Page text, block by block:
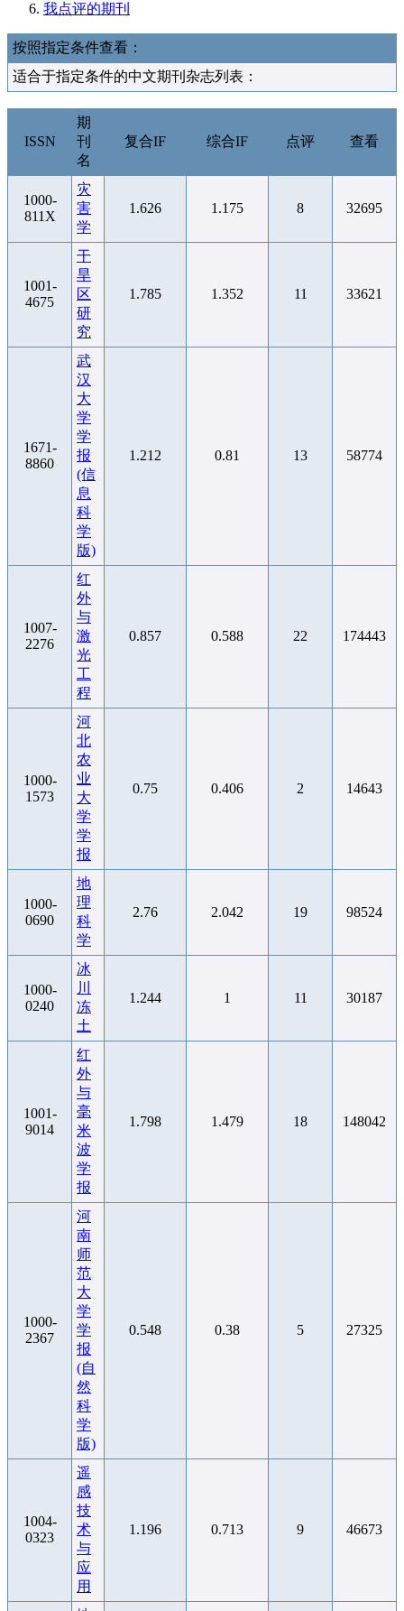
我点评的期刊
按照指定条件查看：
适合于指定条件的中文期刊杂志列表：
ISSN
期
刊
名
复合IF 综合IF 点评 查看
1000-
811X
灾
害
学
1.626 1.175 8 32695
1001-
4675
干
旱
区
研
究
1.785 1.352 11 33621
1671-
8860
武
汉
大
学
学
报
(信
息
科
学
版)
1.212 0.81 13 58774
1007-
2276
红
外
与
激
光
工
程
0.857 0.588 22 174443
1000-
1573
河
北
农
业
大
学
学
报
0.75 0.406 2 14643
1000-
0690
地
理
科
学
2.76 2.042 19 98524
1000-
0240
冰
川
冻
土
1.244 1 11 30187
1001-
9014
红
外
与
毫
米
波
学
报
1.798 1.479 18 148042
1000-
2367
河
南
师
范
大
学
学
报
(自
然
科
学
版)
0.548 0.38 5 27325
1004-
0323
遥
感
技
术
与
应
用
1.196 0.713 9 46673